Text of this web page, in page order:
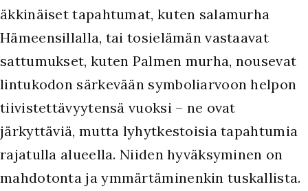
äkkinäiset tapahtumat, kuten salamurha
Hämeensillalla, tai tosielämän vastaavat
sattumukset, kuten Palmen murha, nousevat
lintukodon särkevään symboliarvoon helpon
tiivistettävyytensä vuoksi – ne ovat
järkyttäviä, mutta lyhytkestoisia tapahtumia
rajatulla alueella. Niiden hyväksyminen on
mahdotonta ja ymmärtäminenkin tuskallista.